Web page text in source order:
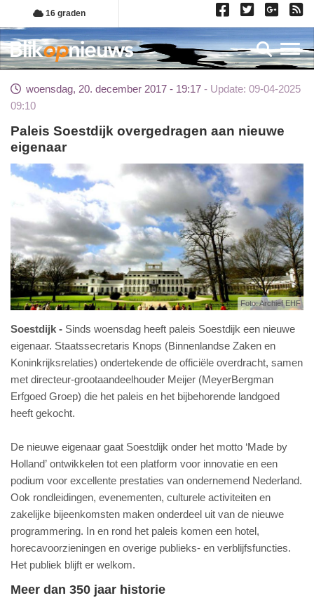
Overslaan
en
naar
de
gaan
16 graden
woensdag, 20. december 2017 - 19:17
Update: 09-04-2025
09:10
Paleis Soestdijk overgedragen aan nieuwe
eigenaar
Foto: Archief EHF
Soestdijk
Sinds woensdag heeft paleis Soestdijk een nieuwe
eigenaar. Staatssecretaris Knops (Binnenlandse Zaken en
Koninkrijksrelaties) ondertekende de officiële overdracht, samen
met directeur-grootaandeelhouder Meijer (MeyerBergman
Erfgoed Groep) die het paleis en het bijbehorende landgoed
heeft gekocht.
De nieuwe eigenaar gaat Soestdijk onder het motto ‘Made by
Holland’ ontwikkelen tot een platform voor innovatie en een
podium voor excellente prestaties van ondernemend Nederland.
Ook rondleidingen, evenementen, culturele activiteiten en
zakelijke bijeenkomsten maken onderdeel uit van de nieuwe
programmering. In en rond het paleis komen een hotel,
horecavoorzieningen en overige publieks- en verblijfsfuncties.
Het publiek blijft er welkom.
Meer dan 350 jaar historie